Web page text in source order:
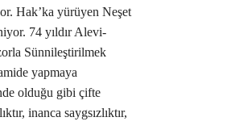
Hak’ka yürüyen Neşet
74 yıldır Alevi-
Sünnileştirilmek
yapmaya
olduğu gibi çifte
inanca saygsızlıktır,